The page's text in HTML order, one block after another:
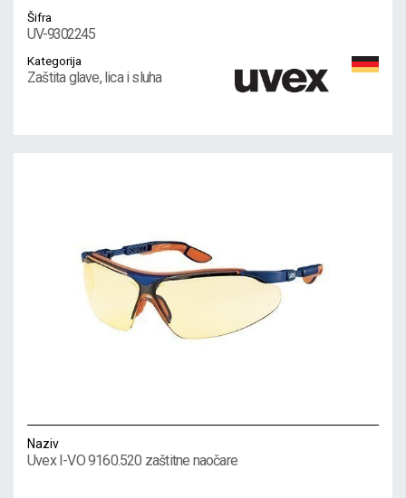
Šifra
UV-9302245
Kategorija
Zaštita glave, lica i sluha
Naziv
Uvex I-VO 9160.520 zaštitne naočare